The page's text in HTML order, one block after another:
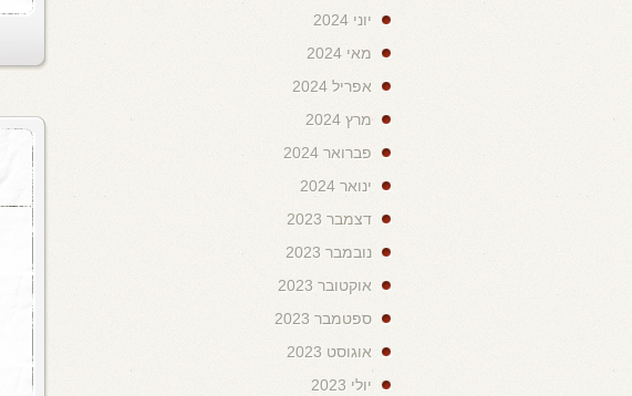
יוני 2024
מאי 2024
אפריל 2024
מרץ 2024
פברואר 2024
ינואר 2024
דצמבר 2023
נובמבר 2023
אוקטובר 2023
ספטמבר 2023
אוגוסט 2023
יולי 2023